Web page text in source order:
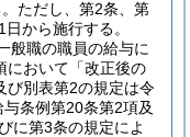
ただし、第2条、第
から施行する。
般職の職員の給与に
において「改正後の
び別表第2の規定は令
条例第20条第2項及
に第3条の規定によ